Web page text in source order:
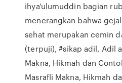
ihya’ulumuddin bagian
menerangkan bahwa
sehat merupakan cemin
(terpuji), #sikap adil, Adil
Makna, Hikmah dan
Masrafli Makna, Hikmah